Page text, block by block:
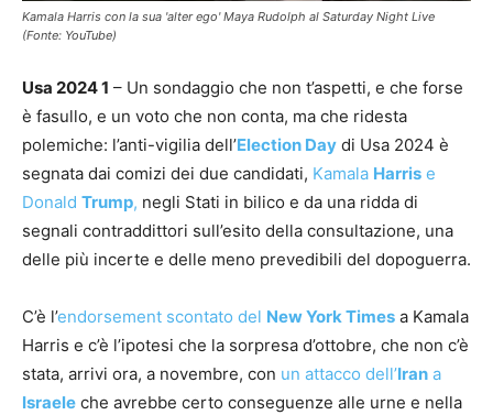
Kamala Harris con la sua 'alter ego' Maya Rudolph al Saturday Night Live
(Fonte: YouTube)
Usa 2024 1 – Un sondaggio che non t’aspetti, e che forse
è fasullo, e un voto che non conta, ma che ridesta
polemiche: l’anti-vigilia dell’Election Day di Usa 2024 è
segnata dai comizi dei due candidati, Kamala Harris e
Donald Trump, negli Stati in bilico e da una ridda di
segnali contraddittori sull’esito della consultazione, una
delle più incerte e delle meno prevedibili del dopoguerra.
C’è l’endorsement scontato del New York Times a Kamala
Harris e c’è l’ipotesi che la sorpresa d’ottobre, che non c’è
stata, arrivi ora, a novembre, con un attacco dell’Iran a
Israele che avrebbe certo conseguenze alle urne e nella